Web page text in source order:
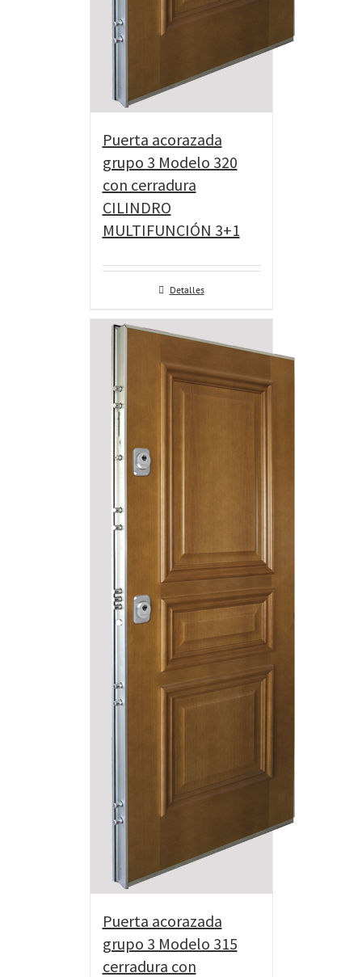
Puerta acorazada
grupo 3 Modelo 320
con cerradura
CILINDRO
MULTIFUNCIÓN 3+1
Detalles
Puerta acorazada
grupo 3 Modelo 315
cerradura con